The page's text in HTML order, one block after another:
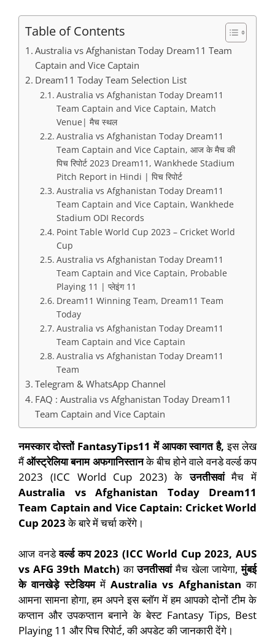
Table of Contents
Australia vs Afghanistan Today Dream11 Team
Captain and Vice Captain
Dream11 Today Team Selection List
Australia vs Afghanistan Today Dream11
Team Captain and Vice Captain, Match
Venue| मैच स्थल
Australia vs Afghanistan Today Dream11
Team Captain and Vice Captain, आज के मैच की
पिच रिपोर्ट 2023 Dream11, Wankhede Stadium
Pitch Report in Hindi | पिच रिपोर्ट
Australia vs Afghanistan Today Dream11
Team Captain and Vice Captain, Wankhede
Stadium ODI Records
Point Table World Cup 2023 – Cricket World
Cup
Australia vs Afghanistan Today Dream11
Team Captain and Vice Captain, Probable
Playing 11 | प्लेइंग 11
Dream11 Winning Team, Dream11 Team
Today
Australia vs Afghanistan Today Dream11
Team Captain and Vice Captain
Australia vs Afghanistan Today Dream11
Team
Telegram & WhatsApp Channel
FAQ : Australia vs Afghanistan Today Dream11
Team Captain and Vice Captain
नमस्कार दोस्तों FantasyTips11 में आपका स्वागत है, इस लेख
मैंऑस्ट्रेलिया बनाम अफगानिस्तानके बीच होने वाले वनडे वर्ल्ड कप
2023 (ICC World Cup 2023) केउनतीसवांमैच में
Australia vs Afghanistan Today Dream11
Team Captain and Vice Captain: Cricket World
Cup 2023के बारे में चर्चा करेंगे।
आज वनडेवर्ल्ड कप 2023 (ICC World Cup 2023, AUS
vs AFG 39th Match) काउनतीसवांमैच खेला जायेगा,मुंबई
के वानखेड़े स्टेडियममेंAustralia vs Afghanistan का
आमना सामना होगा, हम अपने इस ब्लॉग में हम आपको दोनों टीम के
कप्तान और उपकप्तान बनाने के बेस्ट Fantasy Tips, Best
Playing 11 और पिच रिपोर्ट, की अपडेट की जानकारी देंगे।